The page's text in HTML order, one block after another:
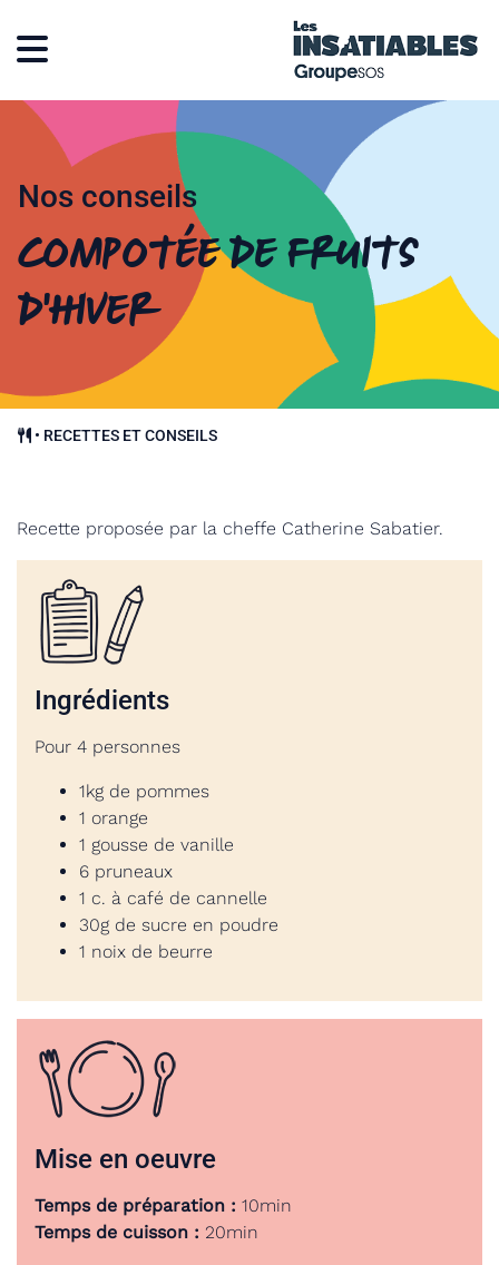
Nos conseils
Compotée de fruits
d’hiver
• RECETTES ET CONSEILS
Recette proposée par la cheffe Catherine Sabatier.
Ingrédients
Pour 4 personnes
1kg de pommes
1 orange
1 gousse de vanille
6 pruneaux
1 c. à café de cannelle
30g de sucre en poudre
1 noix de beurre
Mise en oeuvre
Temps de préparation : 10min
Temps de cuisson : 20min